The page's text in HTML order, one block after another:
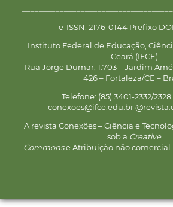
e-ISSN: 2176-0144 Prefixo
Instituto Federal de Educação,
Ceará (IFCE)
Rua Jorge Dumar, 1.703 – Jardim
426 – Fortaleza/CE –
Telefone: (85) 3401-2332/
conexoes@ifce.edu.br
A revista Conexões – Ciência e
sob a Creative
Commonse Atribuição não comercial